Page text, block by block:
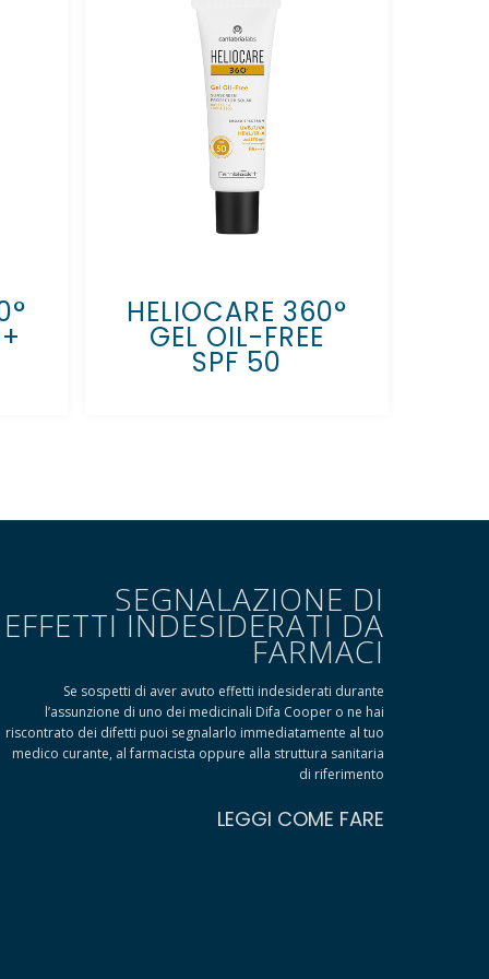
HELIOCARE 360°
GEL OIL-FREE
SPF 50
SEGNALAZIONE DI
EFFETTI INDESIDERATI DA
FARMACI
Se sospetti di aver avuto effetti indesiderati durante
l’assunzione di uno dei medicinali Difa Cooper o ne hai
riscontrato dei difetti puoi segnalarlo immediatamente al tuo
medico curante, al farmacista oppure alla struttura sanitaria
di riferimento
LEGGI COME FARE